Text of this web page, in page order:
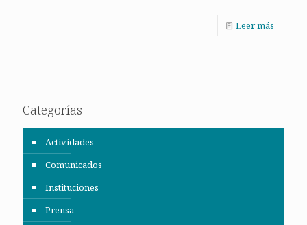
Leer más
Categorías
Actividades
Comunicados
Instituciones
Prensa